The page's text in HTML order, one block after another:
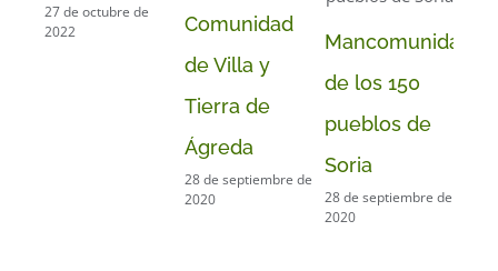
27 de octubre de
2022
Comunidad
de Villa y
Tierra de
Ágreda
28 de septiembre de
2020
Mancomunidad
de los 150
pueblos de
Soria
28 de septiembre de
2020